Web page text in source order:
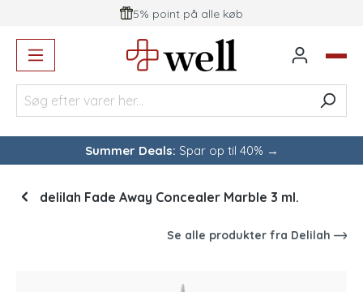
5% point på alle køb
Summer Deals: Spar op til 40% →
delilah Fade Away Concealer Marble 3 ml.
Se alle produkter fra Delilah